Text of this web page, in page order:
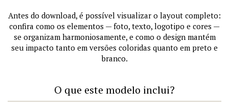
Antes do download, é possível visualizar o layout completo:
confira como os elementos — foto, texto, logotipo e cores —
se organizam harmoniosamente, e como o design mantém
seu impacto tanto em versões coloridas quanto em preto e
branco.
O que este modelo inclui?